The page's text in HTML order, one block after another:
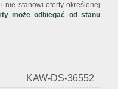
nie stanowi oferty określonej
może odbiegać od stanu
KAW-DS-36552